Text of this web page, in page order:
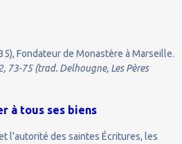
Fondateur de Monastère à Marseille.
73-75 (trad. Delhougne, Les Pères
à tous ses biens
l'autorité des saintes Écritures, les